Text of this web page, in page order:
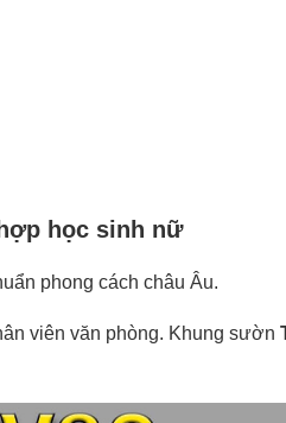
học sinh nữ
phong cách châu Âu.
viên văn phòng. Khung sườn